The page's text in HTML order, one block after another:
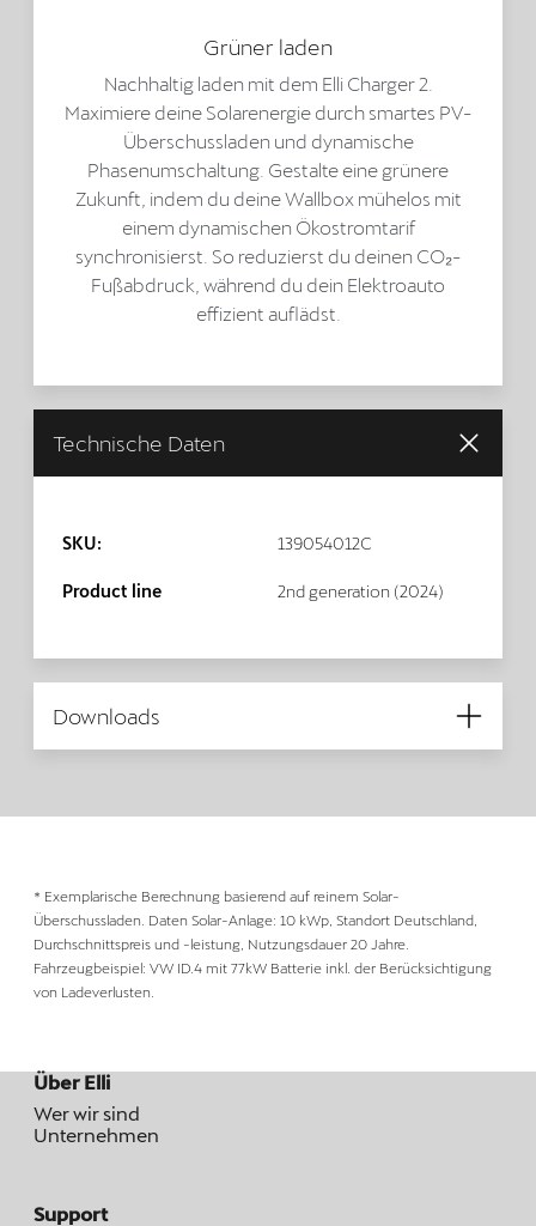
Grüner laden
Nachhaltig laden mit dem Elli Charger 2.
Maximiere deine Solarenergie durch smartes PV-
Überschussladen und dynamische
Phasenumschaltung. Gestalte eine grünere
Zukunft, indem du deine Wallbox mühelos mit
einem dynamischen Ökostromtarif
synchronisierst. So reduzierst du deinen CO₂-
Fußabdruck, während du dein Elektroauto
effizient auflädst.
Technische Daten
SKU: 139054012C
Product line 2nd generation (2024)
Downloads
* Exemplarische Berechnung basierend auf reinem Solar-
Überschussladen. Daten Solar-Anlage: 10 kWp, Standort Deutschland,
Durchschnittspreis und -leistung, Nutzungsdauer 20 Jahre.
Fahrzeugbeispiel: VW ID.4 mit 77kW Batterie inkl. der Berücksichtigung
von Ladeverlusten.
Über Elli
Wer wir sind
Unternehmen
Support